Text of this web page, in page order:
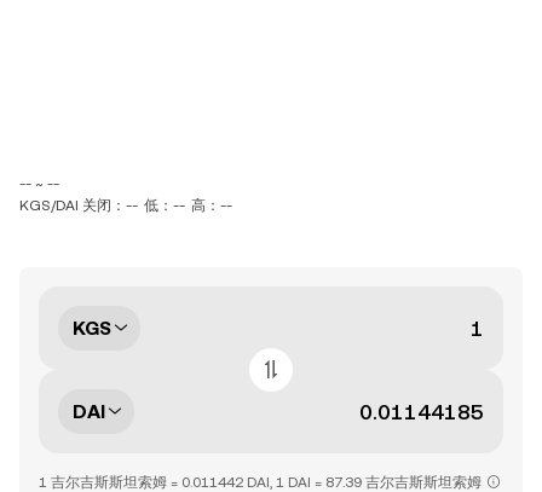
-- ~ --
KGS/DAI 关闭：-- 低：-- 高：--
KGS
DAI
1 吉尔吉斯斯坦索姆 = 0.011442 DAI, 1 DAI = 87.39 吉尔吉斯斯坦索姆